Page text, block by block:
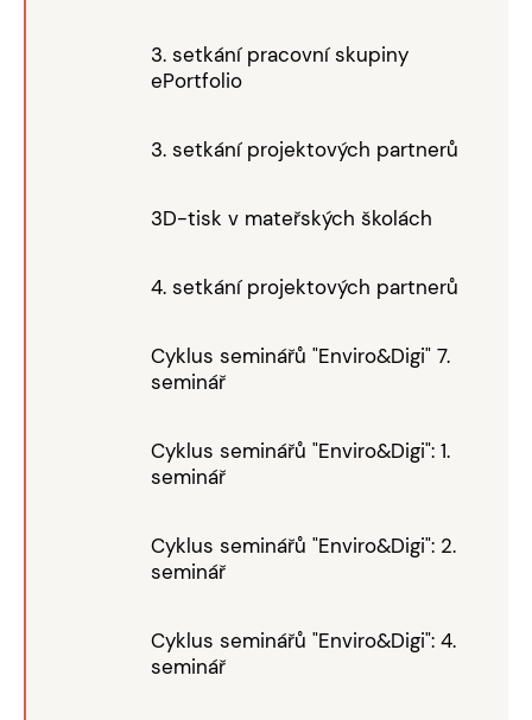
3. setkání pracovní skupiny
ePortfolio
3. setkání projektových partnerů
3D-tisk v mateřských školách
4. setkání projektových partnerů
Cyklus seminářů "Enviro&Digi" 7.
seminář
Cyklus seminářů "Enviro&Digi": 1.
seminář
Cyklus seminářů "Enviro&Digi": 2.
seminář
Cyklus seminářů "Enviro&Digi": 4.
seminář